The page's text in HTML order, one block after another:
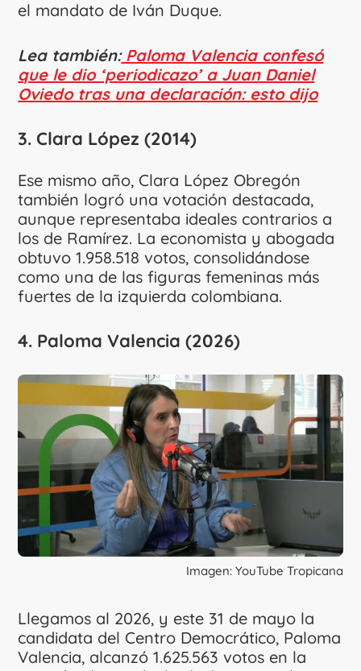
el mandato de Iván Duque.
Lea también:Paloma Valencia confesó
que le dio ‘periodicazo’ a Juan Daniel
Oviedo tras una declaración: esto dijo
3. Clara López (2014)
Ese mismo año, Clara López Obregón
también logró una votación destacada,
aunque representaba ideales contrarios a
los de Ramírez. La economista y abogada
obtuvo 1.958.518 votos, consolidándose
como una de las figuras femeninas más
fuertes de la izquierda colombiana.
4. Paloma Valencia (2026)
Imagen: YouTube Tropicana
Llegamos al 2026, y este 31 de mayo la
candidata del Centro Democrático, Paloma
Valencia, alcanzó 1.625.563 votos en la